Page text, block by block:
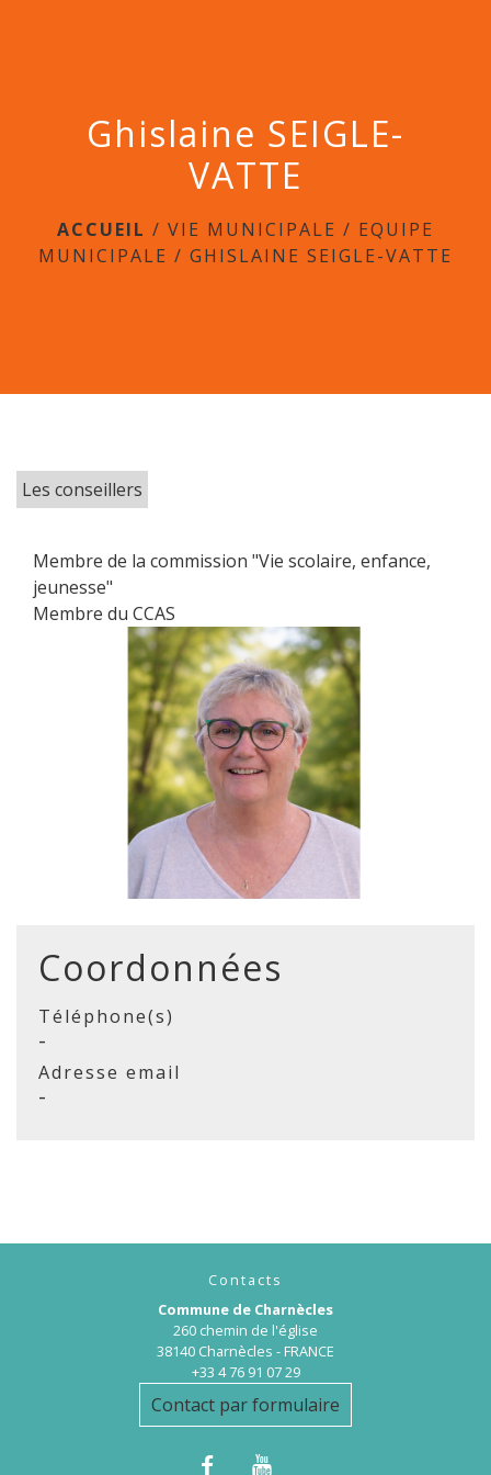
Ghislaine SEIGLE-
VATTE
ACCUEIL / VIE MUNICIPALE / EQUIPE
MUNICIPALE / GHISLAINE SEIGLE-VATTE
Les conseillers
Membre de la commission "Vie scolaire, enfance,
jeunesse"
Membre du CCAS
Coordonnées
Téléphone(s)
-
Adresse email
-
Contacts
Commune de Charnècles
260 chemin de l'église
38140 Charnècles - FRANCE
+33 4 76 91 07 29
Contact par formulaire